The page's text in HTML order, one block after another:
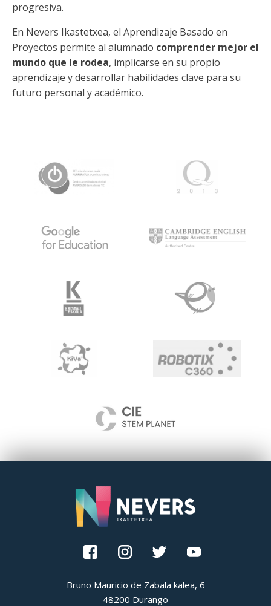
progresiva.
En Nevers Ikastetxea, el Aprendizaje Basado en
Proyectos permite al alumnado comprender mejor el
mundo que le rodea, implicarse en su propio
aprendizaje y desarrollar habilidades clave para su
futuro personal y académico.
Bruno Mauricio de Zabala kalea, 6
48200 Durango